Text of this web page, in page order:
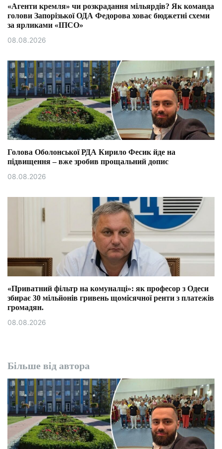
«Агенти кремля» чи розкрадання мільярдів? Як команда
голови Запорізької ОДА Федорова ховає бюджетні схеми
за ярликами «ІПСО»
08.08.2026
Голова Оболонської РДА Кирило Фесик йде на
підвищення – вже зробив прощальний допис
08.08.2026
«Приватний фільтр на комуналці»: як професор з Одеси
збирає 30 мільйонів гривень щомісячної ренти з платежів
громадян.
08.08.2026
Більше від автора